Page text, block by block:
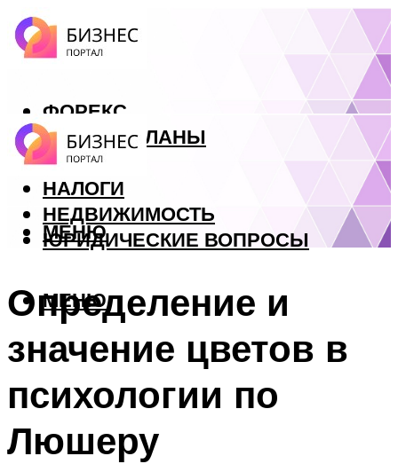
ФОРЕКС
БИЗНЕС ПЛАНЫ
КРЕДИТЫ
НАЛОГИ
НЕДВИЖИМОСТЬ
ЮРИДИЧЕСКИЕ ВОПРОСЫ
МЕНЮ
МЕНЮ
Определение и
значение цветов в
психологии по
Люшеру